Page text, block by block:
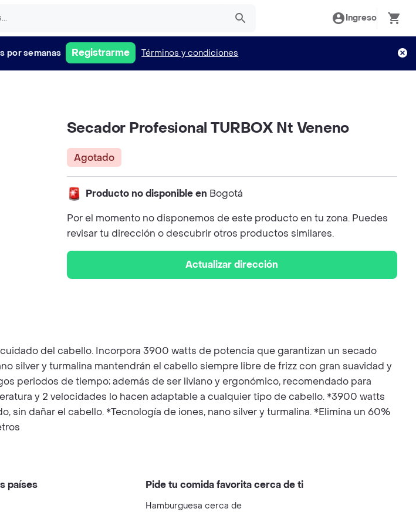
Ingreso
por semanas Registrarme Términos y condiciones
Secador Profesional TURBOX Nt Veneno
Agotado
Producto no disponible en Bogotá
Por el momento no disponemos de este producto en tu zona. Puedes
revisar tu dirección o descubrir otros productos similares.
Actualizar dirección
del cabello. Incorpora 3900 watts de potencia que garantizan un secado
silver y turmalina mantendrán el cabello siempre libre de frizz con gran suavidad y
periodos de tiempo; además de ser liviano y ergonómico, recomendado para
y 2 velocidades lo hacen adaptable a cualquier tipo de cabello. *3900 watts
dañar el cabello. *Tecnología de iones, nano silver y turmalina. *Elimina un 60%
países Pide tu comida favorita cerca de ti
Hamburguesa cerca de